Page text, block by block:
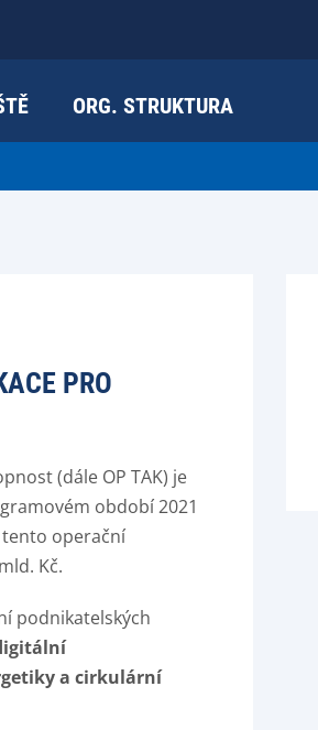
ORG. STRUKTURA
PRO
(dále OP TAK) je
období 2021
tento operační
Kč.
podnikatelských
a cirkulární